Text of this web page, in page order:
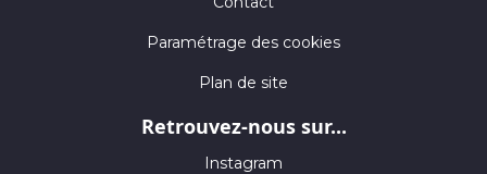
Paramétrage des cookies
Plan de site
Retrouvez-nous sur...
Instagram